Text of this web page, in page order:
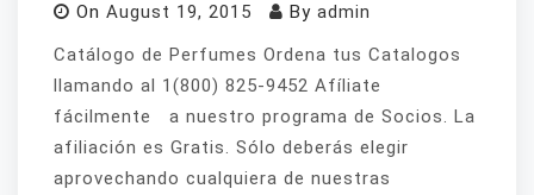
On August 19, 2015 By admin
Catálogo de Perfumes Ordena tus Catalogos
llamando al 1(800) 825-9452 Afíliate
fácilmente a nuestro programa de Socios. La
afiliación es Gratis. Sólo deberás elegir
aprovechando cualquiera de nuestras